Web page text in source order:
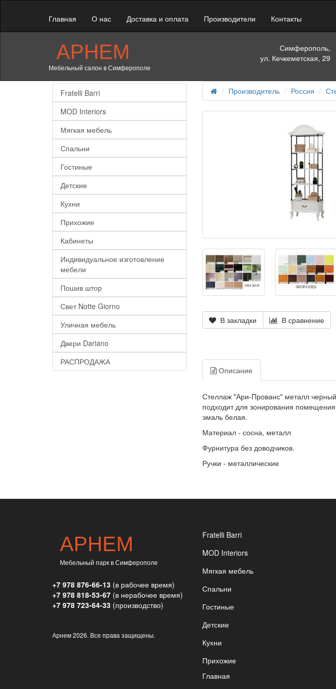
Главная О нас Доставка и оплата Производители Контакты
АРНЕМ
Мебельный салон в Симферополе
Симферополь,
ул. Кечкеметская, 29
Fratelli Barri
MOD Interiors
Мягкая мебель
Спальни
Гостиные
Детские
Кухни
Прихожие
Кабинеты
Индивидуальное изготовление
мебели
Пошив штор
Свет Notte Giorno
Уличная мебель
Двери Dariano
РАСПРОДАЖА
Производитель Россия
В закладки В сравнение
Описание
Стеллаж "Ари-Прованс" металл
подходит для зонирования
эмаль белая.
Материал - сосна, металл
Фурнитура без доводчиков.
Ручки - металлические
АРНЕМ
Мебельный парк в Симферополе
+7 978 876-66-13 (в рабочее время)
+7 978 818-53-67 (в нерабочее время)
+7 978 723-64-33 (производство)
Арнем2026. Все права защищены.
Fratelli Barri
MOD Interiors
Мягкая мебель
Спальни
Гостиные
Детские
Кухни
Прихожие
Главная